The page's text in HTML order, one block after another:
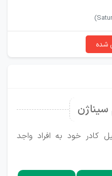
شده
کادر خود به افراد واجد